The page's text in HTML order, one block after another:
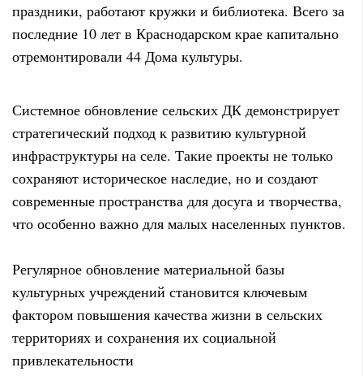
праздники, работают кружки и библиотека. Всего за
последние 10 лет в Краснодарском крае капитально
отремонтировали 44 Дома культуры.
Системное обновление сельских ДК демонстрирует
стратегический подход к развитию культурной
инфраструктуры на селе. Такие проекты не только
сохраняют историческое наследие, но и создают
современные пространства для досуга и творчества,
что особенно важно для малых населенных пунктов.
Регулярное обновление материальной базы
культурных учреждений становится ключевым
фактором повышения качества жизни в сельских
территориях и сохранения их социальной
привлекательности